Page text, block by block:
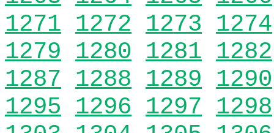
1271 1272 1273 1274
1279 1280 1281 1282
1287 1288 1289 1290
1295 1296 1297 1298